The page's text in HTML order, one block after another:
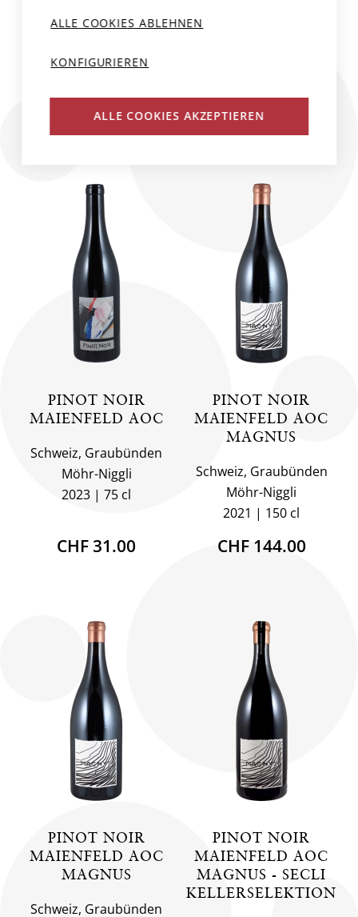
Schweiz, Graubünden
Möhr-Niggli
CHF 57.00
Schweiz, Graubünden
CHF 34.00
PINOT NOIR
MAIENFELD AOC
Schweiz, Graubünden
Möhr-Niggli
2023
75 cl
CHF 31.00
PINOT NOIR
MAIENFELD AOC
MAGNUS
Schweiz, Graubünden
Möhr-Niggli
2021
150 cl
CHF 144.00
PINOT NOIR
MAIENFELD AOC
MAGNUS
Schweiz, Graubünden
PINOT NOIR
MAIENFELD AOC
MAGNUS - SECLI
KELLERSELEKTION
ALLE COOKIES ABLEHNEN
KONFIGURIEREN
ALLE COOKIES AKZEPTIEREN